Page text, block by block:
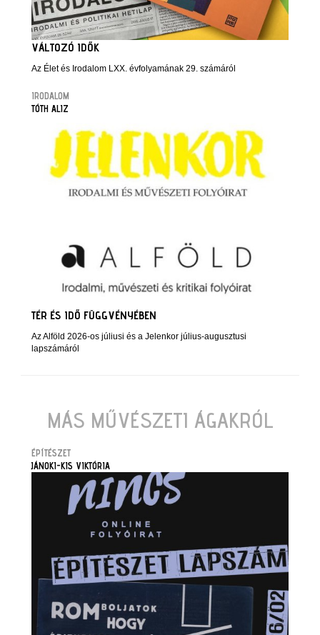
VÁLTOZÓ IDŐK
Az Élet és Irodalom LXX. évfolyamának 29. számáról
IRODALOM
TÓTH ALIZ
TÉR ÉS IDŐ FÜGGVÉNYÉBEN
Az Alföld 2026-os júliusi és a Jelenkor július-augusztusi
lapszámáról
MÁS MŰVÉSZETI ÁGAKRÓL
ÉPÍTÉSZET
JÁNOKI-KIS VIKTÓRIA